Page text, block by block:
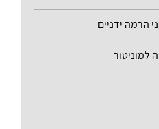
הרמה ידניים